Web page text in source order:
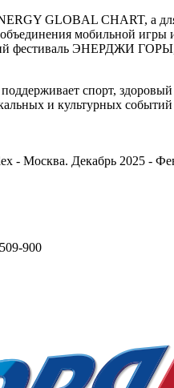
GLOBAL CHART, а
мобильной игры
ЭНЕРДЖИ ГОРЫ,
спорт,
и культурных
- Москва. Декабрь 2025 -
900